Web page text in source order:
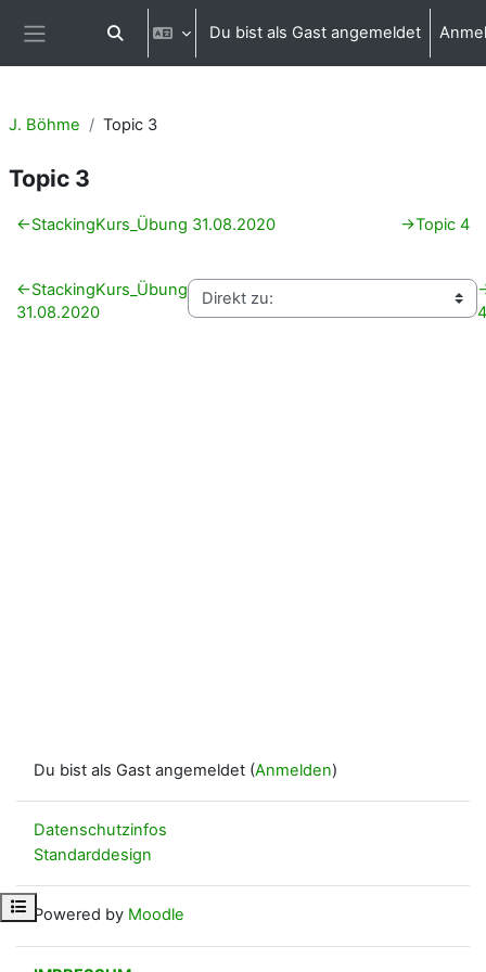
Website-Übersicht
Sucheingabe umschaltenDu bist als Gast angemeldet
Kursindex öffnen
J. Böhme Topic 3
Topic 3
Abschnittsübersicht
←StackingKurs_Übung 31.08.2020 →Topic 4
←StackingKurs_Übung
31.08.2020
Du bist als Gast angemeldet (Anmelden)
Datenschutzinfos
Standarddesign
Powered by Moodle